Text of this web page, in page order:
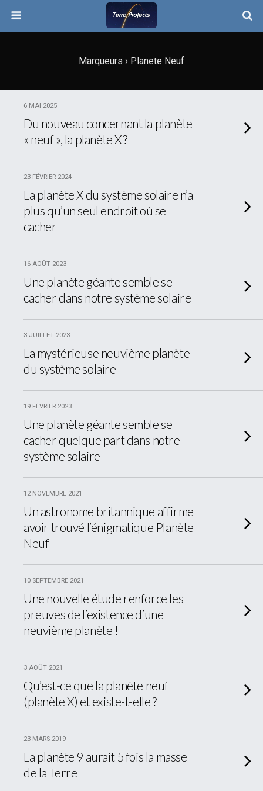
Marqueurs › Planete Neuf
6 MAI 2025
Du nouveau concernant la planète
« neuf », la planète X ?
23 FÉVRIER 2024
La planète X du système solaire n’a
plus qu’un seul endroit où se
cacher
16 AOÛT 2023
Une planète géante semble se
cacher dans notre système solaire
3 JUILLET 2023
La mystérieuse neuvième planète
du système solaire
19 FÉVRIER 2023
Une planète géante semble se
cacher quelque part dans notre
système solaire
12 NOVEMBRE 2021
Un astronome britannique affirme
avoir trouvé l’énigmatique Planète
Neuf
10 SEPTEMBRE 2021
Une nouvelle étude renforce les
preuves de l’existence d’une
neuvième planète !
3 AOÛT 2021
Qu’est-ce que la planète neuf
(planète X) et existe-t-elle ?
23 MARS 2019
La planète 9 aurait 5 fois la masse
de la Terre